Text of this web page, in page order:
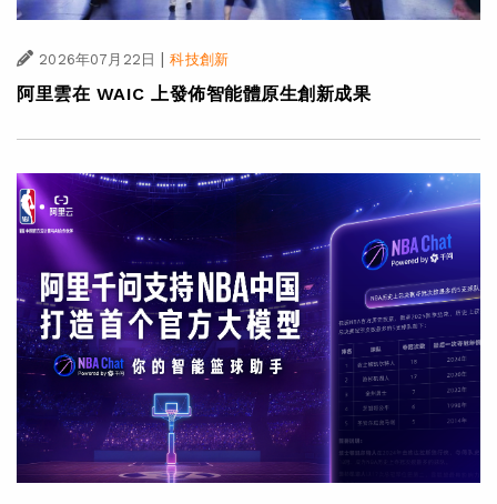
2026年07月22日 | 科技創新
阿里雲在 WAIC 上發佈智能體原生創新成果